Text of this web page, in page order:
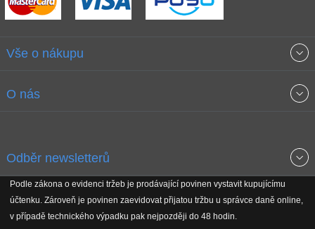
Vše o nákupu
Obchodní podmínky
Reklamační řád
O nás
Koho podporujeme
Odběr newsletterů
Podle zákona o evidenci tržeb je prodávající povinen vystavit kupujícímu
účtenku. Zároveň je povinen zaevidovat přijatou tržbu u správce daně online,
v případě technického výpadku pak nejpozději do 48 hodin.